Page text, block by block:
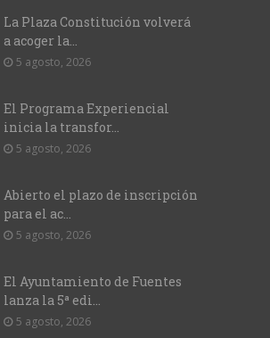
La Plaza Constitución volverá
a acoger la...
5 agosto, 2026
El Programa Experiencial
inicia la transfor...
5 agosto, 2026
Abierto el plazo de inscripción
para el ac...
5 agosto, 2026
El Ayuntamiento de Fuentes
lanza la 5ª edi...
5 agosto, 2026